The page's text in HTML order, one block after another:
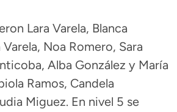
Lara Varela, Blanca
Noa Romero, Sara
Alba González y María
Ramos, Candela
Miguez. En nivel 5 se